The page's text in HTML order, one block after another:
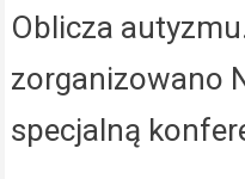
Oblicza
zorganizowano
specjalną